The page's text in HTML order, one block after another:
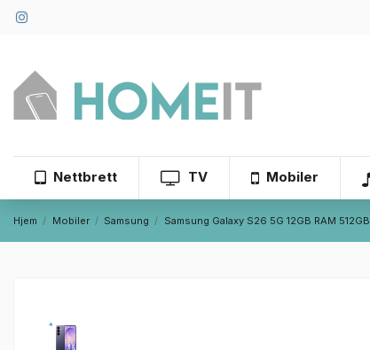
Nettbrett TV Mobiler
Hjem Mobiler Samsung Samsung Galaxy S26 5G 12GB RAM 512GB